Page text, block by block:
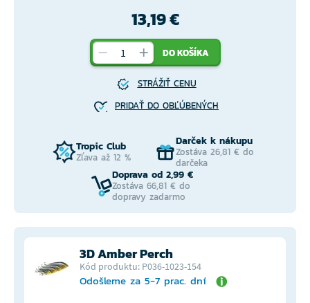
13,19 €
DO KOŠÍKA
STRÁŽIŤ CENU
PRIDAŤ DO OBĽÚBENÝCH
Tropic Club
Zľava až 12 %
Darček k nákupu
Zostáva 26,81 € do
darčeka
Doprava od 2,99 €
Zostáva 66,81 € do
dopravy zadarmo
3D Amber Perch
Kód produktu: P036-1023-154
Odošleme za 5-7 prac. dní